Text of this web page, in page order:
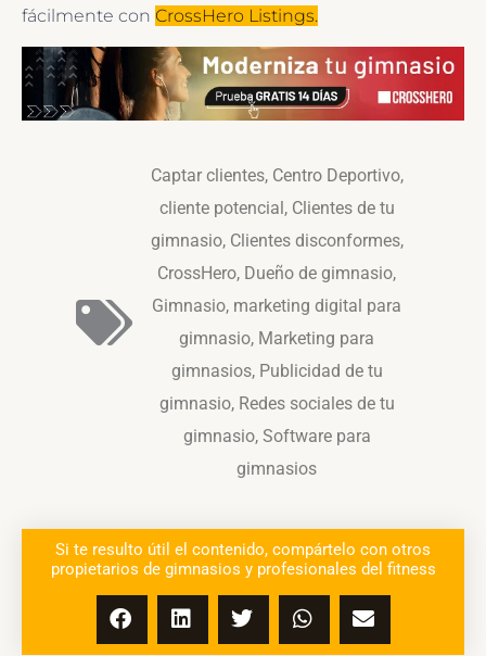
fácilmente con CrossHero Listings.
Captar clientes, Centro Deportivo,
cliente potencial, Clientes de tu
gimnasio, Clientes disconformes,
CrossHero, Dueño de gimnasio,
Gimnasio, marketing digital para
gimnasio, Marketing para
gimnasios, Publicidad de tu
gimnasio, Redes sociales de tu
gimnasio, Software para
gimnasios
Si te resulto útil el contenido, compártelo con otros
propietarios de gimnasios y profesionales del fitness